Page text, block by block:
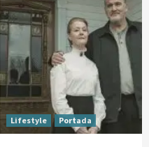
Lifestyle Portada